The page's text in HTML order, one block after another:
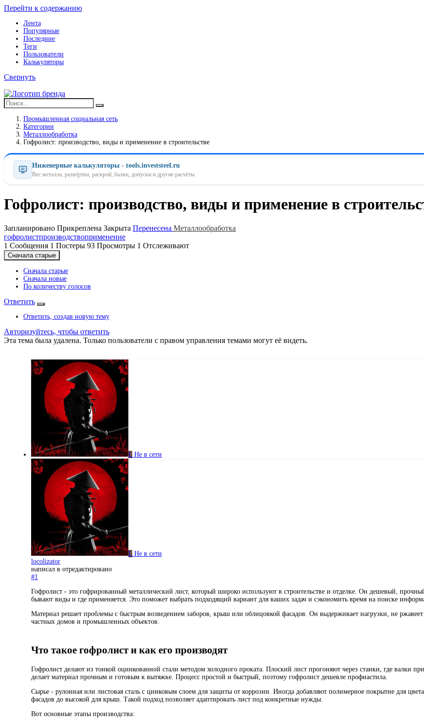
Перейти к содержанию
Лента
Популярные
Последние
Теги
Пользователи
Калькуляторы
Свернуть
Промышленная социальная сеть
Категории
Металлообработка
Гофролист: производство, виды и применение в строительстве
Инженерные калькуляторы - tools.investsteel.ru
Вес металла, развёртки, раскрой, балки, допуски и другие расчёты
Гофролист: производство, виды и применение в
Запланировано Прикреплена Закрыта Перенесена Металлообработка
гофролистпроизводствоприменение
1 Сообщения 1 Постеры 93 Просмотры 1 Отслеживают
Сначала старые
Сначала старые
Сначала новые
По количеству голосов
Ответить
Ответить, создав новую тему
Авторизуйтесь, чтобы ответить
Эта тема была удалена. Только пользователи с правом управления темами могут её видеть.
L Не в сети
L Не в сети
locolizator
написал в отредактировано
#1
Гофролист - это гофрированный металлический лист, который широко используют в строительстве и отделке. Он дешевый,
бывают виды и где применяется. Это поможет выбрать подходящий вариант для ваших задач и сэкономить время на поиске
Материал решает проблемы с быстрым возведением заборов, крыш или облицовкой фасадов. Он выдерживает нагрузки, не ржавеет
частных домов и промышленных объектов.
Что такое гофролист и как его производят
Гофролист делают из тонкой оцинкованной стали методом холодного проката. Плоский лист прогоняют через станки, где валки
делает материал прочным и готовым к вытяжке. Процесс простой и быстрый, поэтому гофролист дешевле профнастила.
Сырье - рулонная или листовая сталь с цинковым слоем для защиты от коррозии. Иногда добавляют полимерное покрытие для
фасадов до высокой для крыш. Такой подход позволяет адаптировать лист под конкретные нужды.
Вот основные этапы производства: